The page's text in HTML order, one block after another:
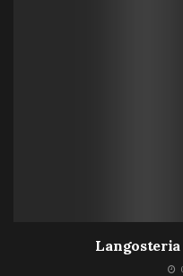
Langosteria